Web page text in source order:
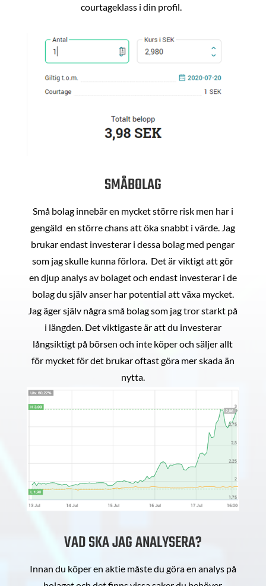
courtageklass i din profil.
SMÅBOLAG
Små bolag innebär en mycket större risk men har i
gengäld en större chans att öka snabbt i värde. Jag
brukar endast investerar i dessa bolag med pengar
som jag skulle kunna förlora. Det är viktigt att gör
en djup analys av bolaget och endast investerar i de
bolag du själv anser har potential att växa mycket.
Jag äger själv några små bolag som jag tror starkt på
i längden. Det viktigaste är att du investerar
långsiktigt på börsen och inte köper och säljer allt
för mycket för det brukar oftast göra mer skada än
nytta.
VAD SKA JAG ANALYSERA?
Innan du köper en aktie måste du göra en analys på